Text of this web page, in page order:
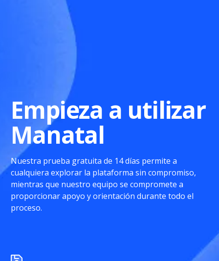
Empieza a utilizar
Manatal
Nuestra prueba gratuita de 14 días permite a
cualquiera explorar la plataforma sin compromiso,
mientras que nuestro equipo se compromete a
proporcionar apoyo y orientación durante todo el
proceso.